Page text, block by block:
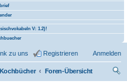
V: 1.2)!
Anmelden
Registrieren
zu uns
Foren-Übersicht